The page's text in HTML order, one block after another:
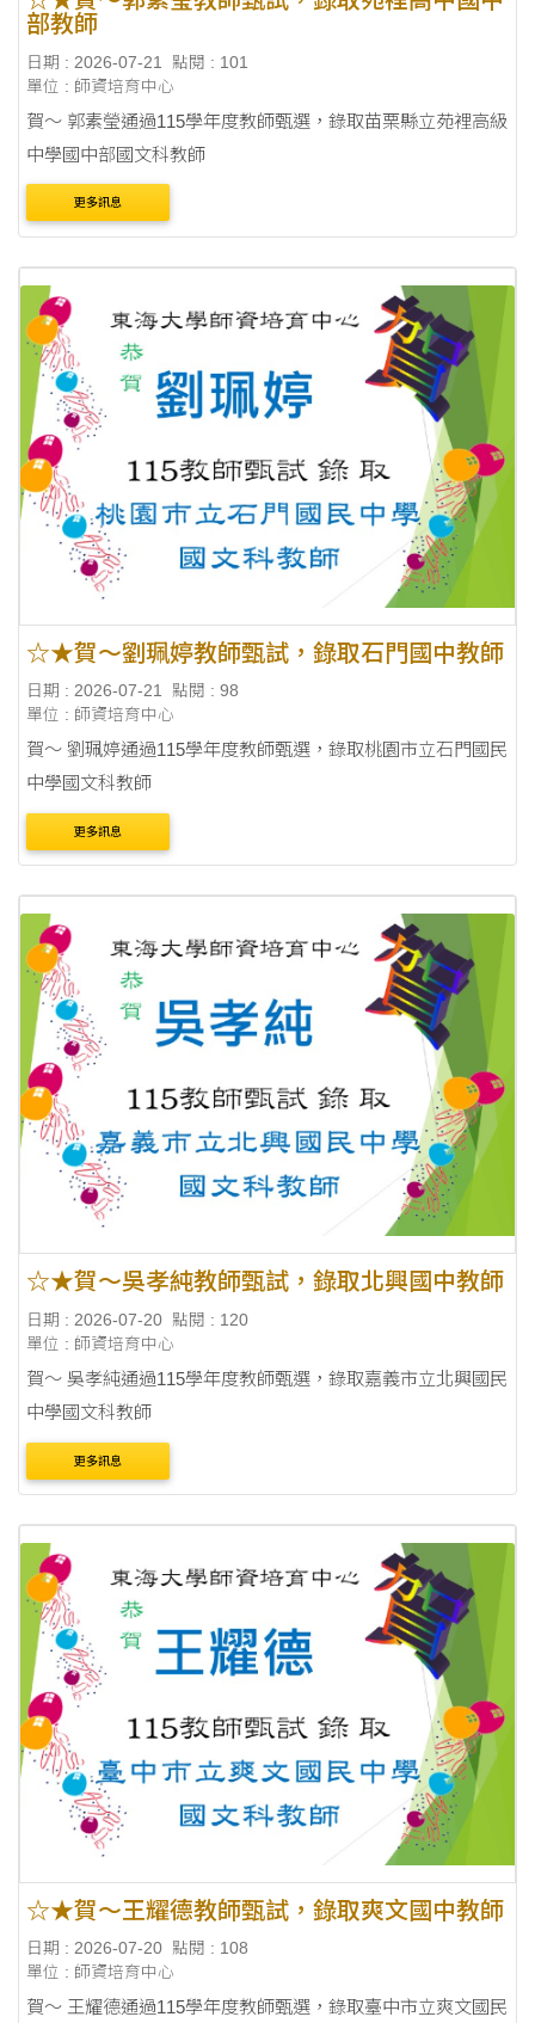
部教師
日期 : 2026-07-21
點閱 : 101
單位 : 師資培育中心
賀～ 郭素瑩通過115學年度教師甄選，錄取苗栗縣立苑裡高級
更多訊息
☆★賀～劉珮婷教師甄試，錄取石門國中教師
日期 : 2026-07-21
點閱 : 98
單位 : 師資培育中心
賀～ 劉珮婷通過115學年度教師甄選，錄取桃園市立石門國民
更多訊息
☆★賀～吳孝純教師甄試，錄取北興國中教師
日期 : 2026-07-20 點閱 : 120
單位 : 師資培育中心
賀～ 吳孝純通過115學年度教師甄選，錄取嘉義市立北興國民
更多訊息
☆★賀～王耀德教師甄試，錄取爽文國中教師
日期 : 2026-07-20 點閱 : 108
單位 : 師資培育中心
賀～ 王耀德通過115學年度教師甄選，錄取臺中市立爽文國民